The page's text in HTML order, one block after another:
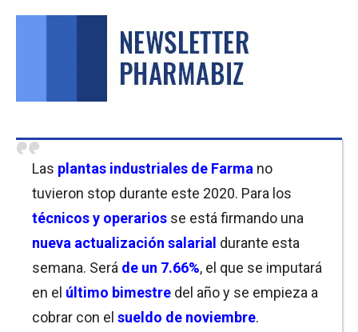
Las plantas industriales de Farma no
tuvieron stop durante este 2020. Para los
técnicos y operarios se está firmando una
nueva actualización salarial durante esta
semana. Será de un 7.66%, el que se imputará
en el último bimestre del año y se empieza a
cobrar con el sueldo de noviembre.